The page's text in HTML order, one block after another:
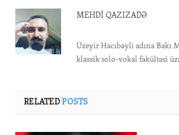
MEHDI QAZIZADƏ
Üzeyir Hacıbəyli adına Bakı
klassik solo-vokal fakültəsi
RELATEDPOSTS